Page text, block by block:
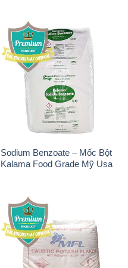
Sodium Benzoate – Mốc Bột
Kalama Food Grade Mỹ Usa